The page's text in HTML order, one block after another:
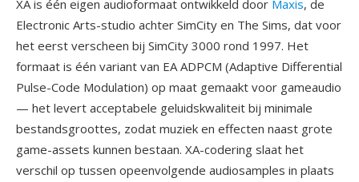
XA is één eigen audioformaat ontwikkeld door Maxis, de
Electronic Arts-studio achter SimCity en The Sims, dat voor
het eerst verscheen bij SimCity 3000 rond 1997. Het
formaat is één variant van EA ADPCM (Adaptive Differential
Pulse-Code Modulation) op maat gemaakt voor gameaudio
— het levert acceptabele geluidskwaliteit bij minimale
bestandsgroottes, zodat muziek en effecten naast grote
game-assets kunnen bestaan. XA-codering slaat het
verschil op tussen opeenvolgende audiosamples in plaats